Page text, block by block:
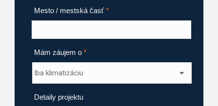
Mesto / mestská časť *
Mám záujem o *
Detaily projektu